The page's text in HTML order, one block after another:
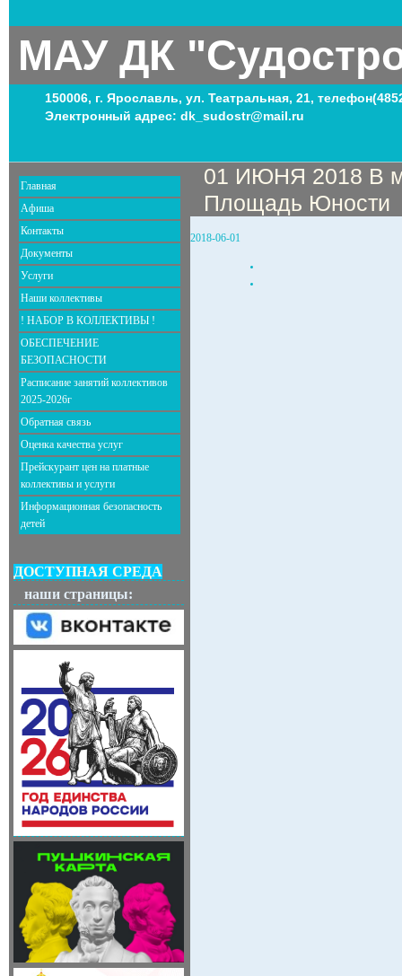
МАУ ДК
150006, г. Ярославль, ул. Театральная, 21,
Электронный адрес: dk_sudostr@mail.ru
Главная
Афиша
Контакты
Документы
Услуги
Наши коллективы
! НАБОР В КОЛЛЕКТИВЫ !
ОБЕСПЕЧЕНИЕ
БЕЗОПАСНОСТИ
Расписание занятий коллективов
2025-2026г
Обратная связь
Оценка качества услуг
Прейскурант цен на платные
коллективы и услуги
Информационная безопасность
детей
ДОСТУПНАЯ СРЕДА
наши страницы:
01 ИЮНЯ 2018 В
Площадь Юности
2018-06-01